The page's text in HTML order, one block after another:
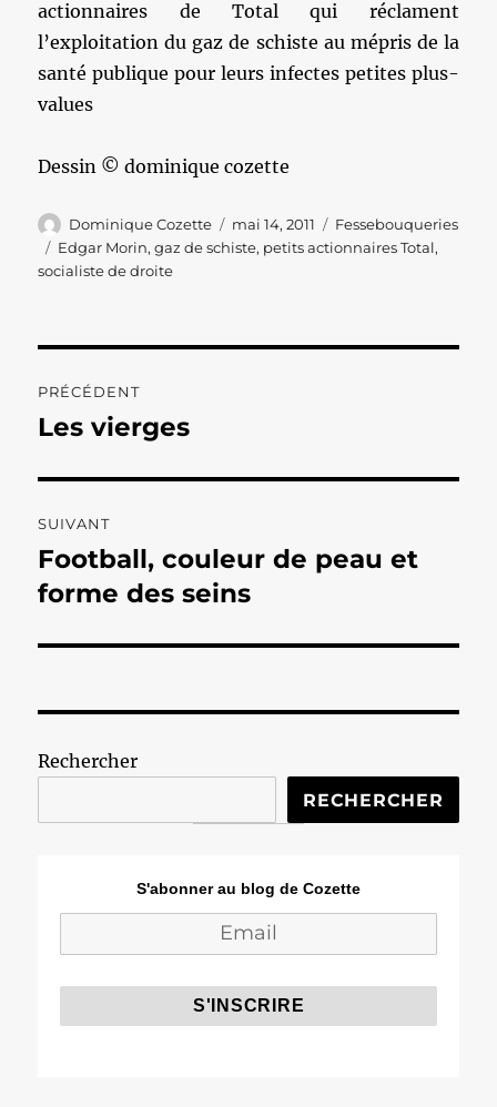
actionnaires de Total qui réclament
l’exploitation du gaz de schiste au mépris de la
santé publique pour leurs infectes petites plus-
values
Dessin © dominique cozette
Auteur
Dominique Cozette
Publié
le
mai 14, 2011 Catégories
Fessebouqueries
Étiquettes
Edgar Morin,gaz de schiste, petits actionnaires Total,
socialiste de droite
de
PRÉCÉDENT
Publication
Les vierges
SUIVANT
Publication
suivante :
Football, couleur de peau et
forme des seins
Rechercher
RECHERCHER
S'abonner au blog de Cozette